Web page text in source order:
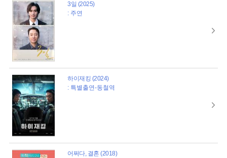
3일 (2025)
: 주연
하이재킹 (2024)
: 특별출연-동철역
어쩌다, 결혼 (2018)